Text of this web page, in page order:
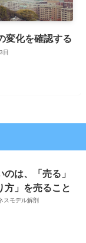
変化を確認する
日
は、「売る」
方」を売ること
スモデル解剖